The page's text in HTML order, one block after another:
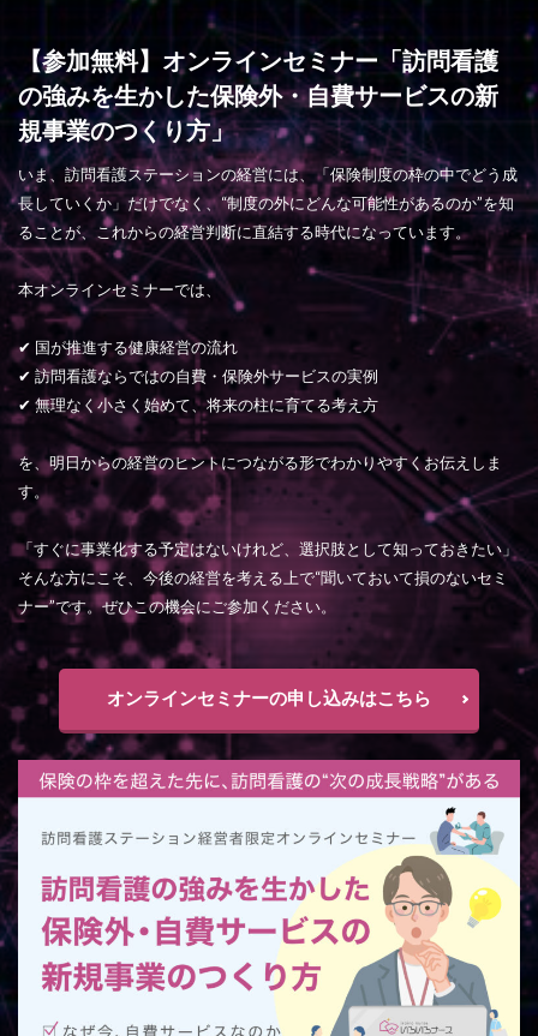
【参加無料】オンラインセミナー「訪問看護
の強みを生かした保険外・自費サービスの新
規事業のつくり方」
いま、訪問看護ステーションの経営には、「保険制度の枠の中でどう成
長していくか」だけでなく、“制度の外にどんな可能性があるのか”を知
ることが、これからの経営判断に直結する時代になっています。
本オンラインセミナーでは、
✔ 国が推進する健康経営の流れ
✔ 訪問看護ならではの自費・保険外サービスの実例
✔ 無理なく小さく始めて、将来の柱に育てる考え方
を、明日からの経営のヒントにつながる形でわかりやすくお伝えしま
す。
「すぐに事業化する予定はないけれど、選択肢として知っておきたい」
そんな方にこそ、今後の経営を考える上で“聞いておいて損のないセミ
ナー”です。ぜひこの機会にご参加ください。
オンラインセミナーの申し込みはこちら